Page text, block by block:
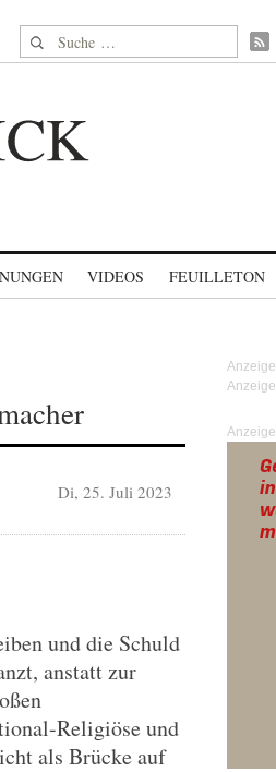
Suche nach:
VIDEOS FEUILLETON
Di, 25. Juli 2023
und die Schuld
anstatt zur
Religiöse und
als Brücke auf
Anzeige